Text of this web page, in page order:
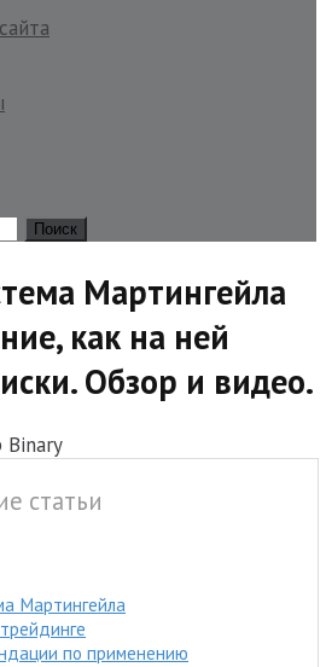
Мартингейла
как на ней
Обзор и видео.
Binary
статьи
Мартингейла
по применению